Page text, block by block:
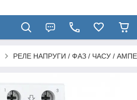
РЕЛЕ НАПРУГИ / ФАЗ / ЧАСУ /